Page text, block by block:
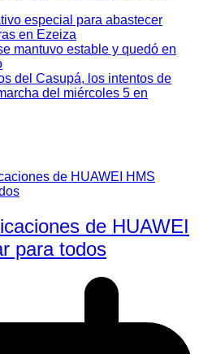
especial para abastecer
en Ezeiza
mantuvo estable y quedó en
del Casupá, los intentos de
del miércoles 5 en
de HUAWEI
para todos